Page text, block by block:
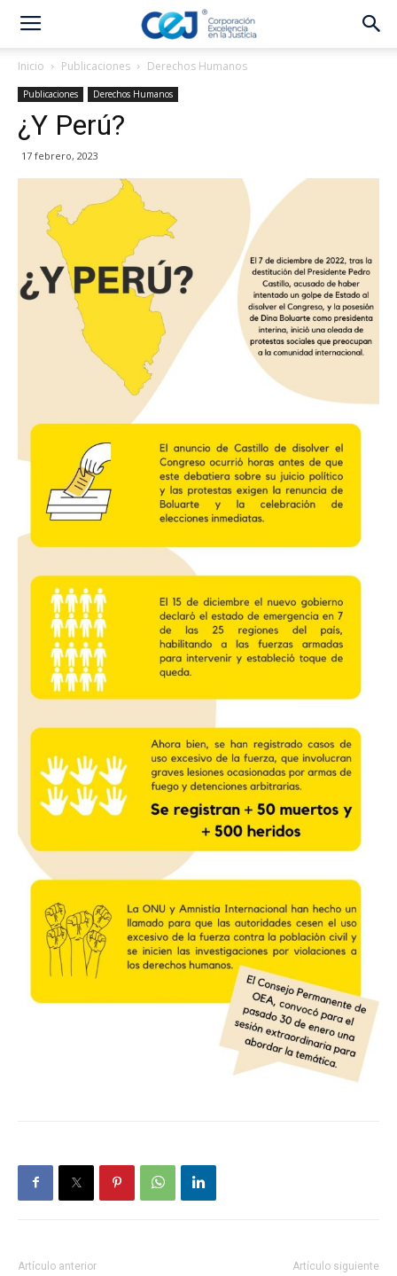
Inicio Publicaciones Derechos Humanos
Publicaciones Derechos Humanos
¿Y Perú?
17 febrero, 2023
Artículo anterior Artículo siguiente